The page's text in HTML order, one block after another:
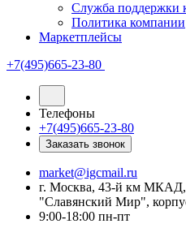
Служба поддержки
Политика компании
Маркетплейсы
+7(495)665-23-80
Телефоны
+7(495)665-23-80
Заказать звонок
market@igcmail.ru
г. Москва, 43-й км МКАД,
"Славянский Мир",
9:00-18:00 пн-пт